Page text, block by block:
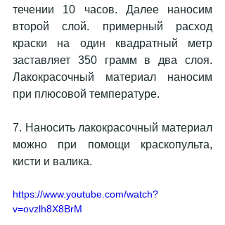
течении 10 часов. Далее наносим
второй слой. примерный расход
краски на один квадратный метр
заставляет 350 грамм в два слоя.
Лакокрасочный материал наносим
при плюсовой температуре.
7. Наносить лакокрасочный материал
можно при помощи краскопульта,
кисти и валика.
https://www.youtube.com/watch?
v=ovzlh8X8BrM